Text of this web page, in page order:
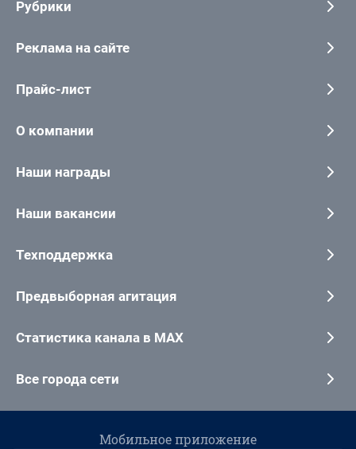
Рубрики
Реклама на сайте
Прайс-лист
О компании
Наши награды
Наши вакансии
Техподдержка
Предвыборная агитация
Статистика канала в MAX
Все города сети
Мобильное приложение